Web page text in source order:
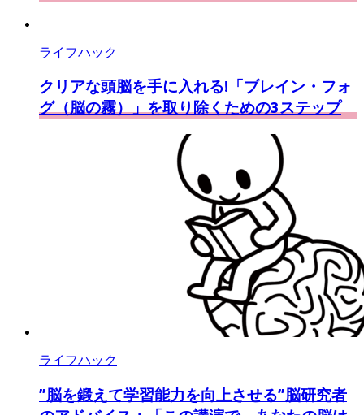
ライフハック
クリアな頭脳を手に入れる!「ブレイン・フォ
グ（脳の霧）」を取り除くための3ステップ
ライフハック
”脳を鍛えて学習能力を向上させる”脳研究者